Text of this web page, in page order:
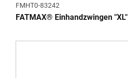
FMHT0-83242
FATMAX® Einhandzwingen "XL"